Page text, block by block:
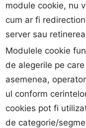
module cookie, nu
cum ar fi
server sau
Modulele cookie
de alegerile pe
asemenea,
ul conform
cookies pot fi
de categorie/